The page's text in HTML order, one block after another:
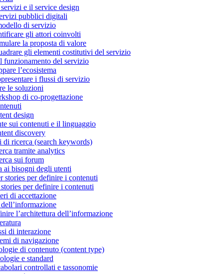
e il service design
pubblici digitali
di servizio
gli attori coinvolti
la proposta di valore
gli elementi costitutivi del servizio
funzionamento del servizio
l’ecosistema
i flussi di servizio
le soluzioni
di co-progettazione
design
sui contenuti e il linguaggio
discovery
di ricerca (search keywords)
tramite analytics
sui forum
ai bisogni degli utenti
stories per definire i contenuti
per definire i contenuti
di accettazione
l’architettura dell’informazione
di interazione
di navigazione
di contenuto (content type)
e standard
controllati e tassonomie